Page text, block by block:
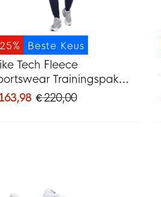
Beste Keus
Tech Fleece
Trainingspak
Zwart
€ 220,00